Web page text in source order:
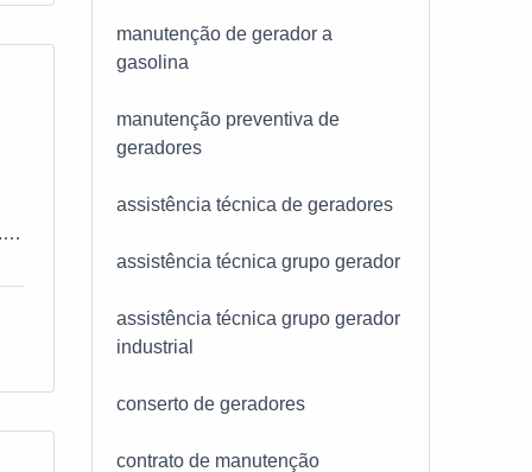
manutenção de gerador a
gasolina
manutenção preventiva de
geradores
assistência técnica de geradores
assistência técnica grupo gerador
assistência técnica grupo gerador
industrial
conserto de geradores
contrato de manutenção